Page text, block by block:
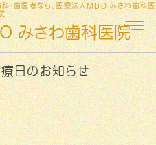
・歯医者なら、医療法人MDO みさわ歯科医
日のお知らせ